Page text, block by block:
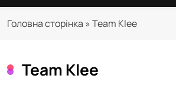
Головна сторінка » Team Klee
Team Klee